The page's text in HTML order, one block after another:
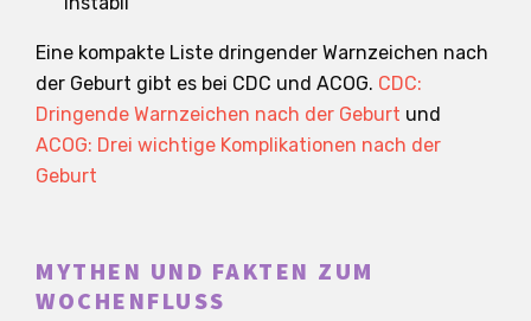
Eine kompakte Liste dringender Warnzeichen nach
der Geburt gibt es bei CDC und ACOG. CDC:
Dringende Warnzeichen nach der Geburt und
ACOG: Drei wichtige Komplikationen nach der
Geburt
MYTHEN UND FAKTEN ZUM
WOCHENFLUSS